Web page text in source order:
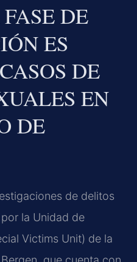
DE
ES
DE
EN
DE
de delitos
la Unidad de
Victims Unit) de la